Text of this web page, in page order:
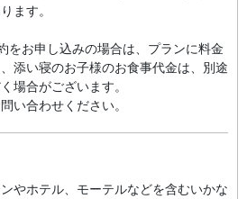
ます。
をお申し込みの場合は、プランに料金
添い寝のお子様のお食事代金は、別途
場合がございます。
い合わせください。
やホテル、モーテルなどを含むいかな